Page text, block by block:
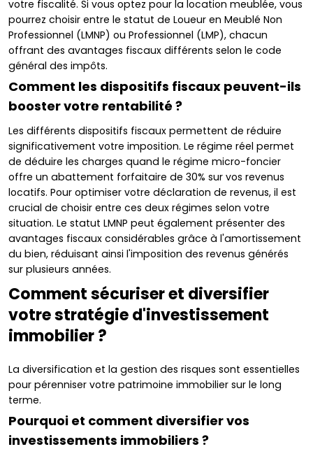
votre fiscalité. Si vous optez pour la location meublée, vous
pourrez choisir entre le statut de Loueur en Meublé Non
Professionnel (LMNP) ou Professionnel (LMP), chacun
offrant des avantages fiscaux différents selon le code
général des impôts.
Comment les dispositifs fiscaux peuvent-ils
booster votre rentabilité ?
Les différents dispositifs fiscaux permettent de réduire
significativement votre imposition. Le régime réel permet
de déduire les charges quand le régime micro-foncier
offre un abattement forfaitaire de 30% sur vos revenus
locatifs. Pour optimiser votre déclaration de revenus, il est
crucial de choisir entre ces deux régimes selon votre
situation. Le statut LMNP peut également présenter des
avantages fiscaux considérables grâce à l'amortissement
du bien, réduisant ainsi l'imposition des revenus générés
sur plusieurs années.
Comment sécuriser et diversifier
votre stratégie d'investissement
immobilier ?
La diversification et la gestion des risques sont essentielles
pour pérenniser votre patrimoine immobilier sur le long
terme.
Pourquoi et comment diversifier vos
investissements immobiliers ?